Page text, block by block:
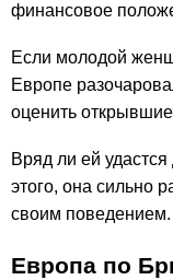
финансовое
Если молодой
Европе
оценить
Вряд ли ей
этого, она сильно
своим поведением.
Европа по